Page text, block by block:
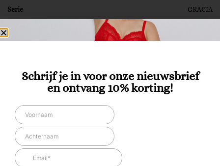
Serie GRACIA
SKU: 7002773753
Gerelateerde producten
Schrijf je in voor onze nieuwsbrief
en ontvang 10% korting!